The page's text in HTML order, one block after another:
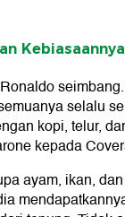
selalu
kopi, telur,
kepada
ayam, ikan,